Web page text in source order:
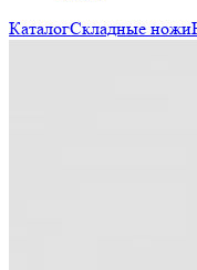
КаталогСкладные ножи